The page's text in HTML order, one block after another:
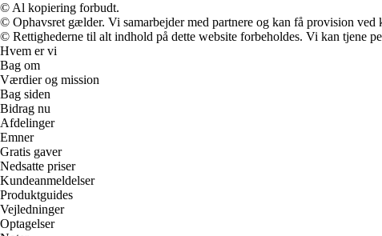
© Al kopiering forbudt.
© Ophavsret gælder. Vi samarbejder med partnere og kan få provision ved
© Rettighederne til alt indhold på dette website forbeholdes. Vi kan tjene
Hvem er vi
Bag om
Værdier og mission
Bag siden
Bidrag nu
Afdelinger
Emner
Gratis gaver
Nedsatte priser
Kundeanmeldelser
Produktguides
Vejledninger
Optagelser